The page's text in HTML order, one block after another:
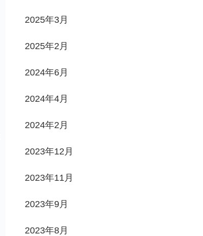
2025年3月
2025年2月
2024年6月
2024年4月
2024年2月
2023年12月
2023年11月
2023年9月
2023年8月